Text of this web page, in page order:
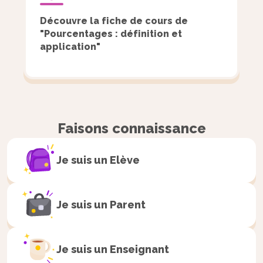
14 ans.
Quelle est le nombre de filles de moins de
14 ans brunes dans cet échantillon ?
Voir la correction
Découvre la fiche de cours de
"Pourcentages : définition et
application"
Faisons connaissance
Je suis un Elève
Je suis un Parent
Je suis un Enseignant